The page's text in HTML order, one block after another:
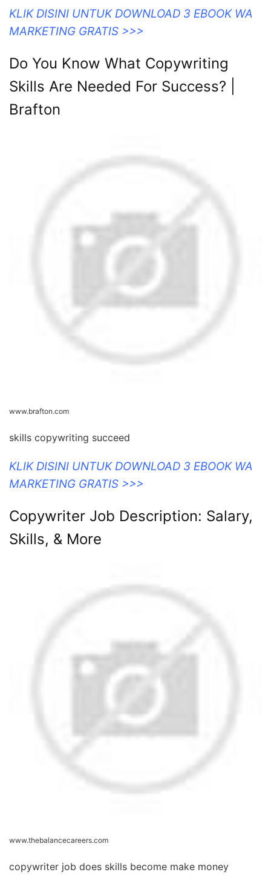
KLIK DISINI UNTUK DOWNLOAD 3 EBOOK WA
MARKETING GRATIS >>>
Do You Know What Copywriting
Skills Are Needed For Success? |
Brafton
www.brafton.com
skills copywriting succeed
KLIK DISINI UNTUK DOWNLOAD 3 EBOOK WA
MARKETING GRATIS >>>
Copywriter Job Description: Salary,
Skills, & More
www.thebalancecareers.com
copywriter job does skills become make money